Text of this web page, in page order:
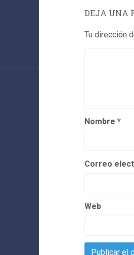
DEJA UNA
Tu dirección
Nombre *
Correo
Web